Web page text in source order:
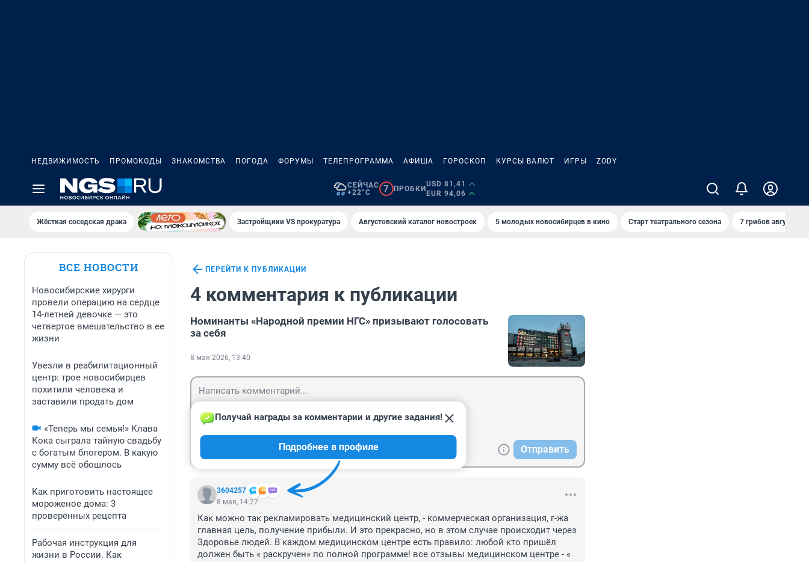
НЕДВИЖИМОСТЬ ПРОМОКОДЫ ЗНАКОМСТВА ПОГОДА ФОРУМЫ ТЕЛЕПРОГРАММА АФИША ГОРОСКОП КУРСЫ ВАЛЮТ ИГРЫ ZODY
СЕЙЧАС
+22°C
7 ПРОБКИ
USD 81,41
EUR 94,06
Жёсткая соседская драка Застройщики VS прокуратура Августовский каталог новостроек 5 молодых новосибирцев в кино Старт театрального сезона 7 грибов августа
ВСЕ НОВОСТИ
Новосибирские хирурги
провели операцию на сердце
14-летней девочке — это
четвертое вмешательство в ее
жизни
Увезли в реабилитационный
центр: трое новосибирцев
похитили человека и
заставили продать дом
«Теперь мы семья!» Клава
Кока сыграла тайную свадьбу
с богатым блогером. В какую
сумму всё обошлось
Как приготовить настоящее
мороженое дома: 3
проверенных рецепта
Рабочая инструкция для
жизни в России. Как
ПЕРЕЙТИ К ПУБЛИКАЦИИ
4 комментария к публикации
Номинанты «Народной премии НГС» призывают голосовать
за себя
8 мая 2026, 13:40
Отправить
3604257
Получай награды за комментарии и другие задания!
Подробнее в профиле
8 мая, 14:27
Как можно так рекламировать медицинский центр, - коммерческая организация, г-жа
главная цель, получение прибыли. И это прекрасно, но в этом случае происходит через
Здоровье людей. В каждом медицинском центре есть правило: любой кто пришёл
должен быть « раскручен» по полной программе! все отзывы медицинском центре - «